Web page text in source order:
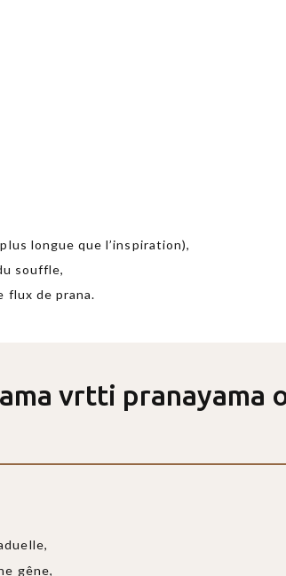
longue que l’inspiration),
souffle,
flux de prana.
vrtti pranayama
gêne,
Aucune
n’est
le
site